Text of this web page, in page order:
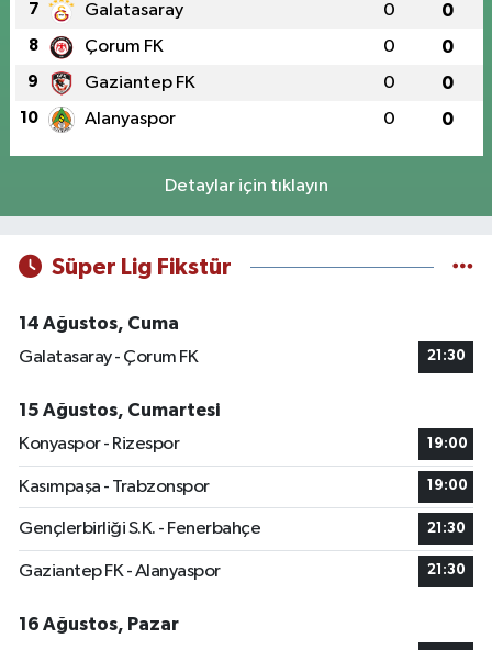
7 Galatasaray 0 0
8 Çorum FK 0 0
9 Gaziantep FK 0 0
10 Alanyaspor 0 0
Detaylar için tıklayın
Süper Lig Fikstür
14 Ağustos, Cuma
Galatasaray - Çorum FK
21:30
15 Ağustos, Cumartesi
Konyaspor - Rizespor
19:00
Kasımpaşa - Trabzonspor 19:00
Gençlerbirliği S.K. - Fenerbahçe 21:30
Gaziantep FK - Alanyaspor 21:30
16 Ağustos, Pazar